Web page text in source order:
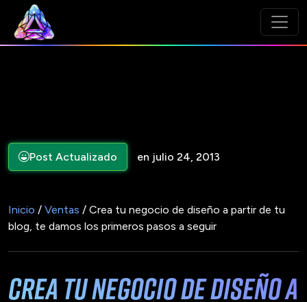
Post Actualizado en julio 24, 2013
Inicio / Ventas / Crea tu negocio de diseño a partir de tu
blog, te damos los primeros pasos a seguir
Crea tu negocio de diseño a